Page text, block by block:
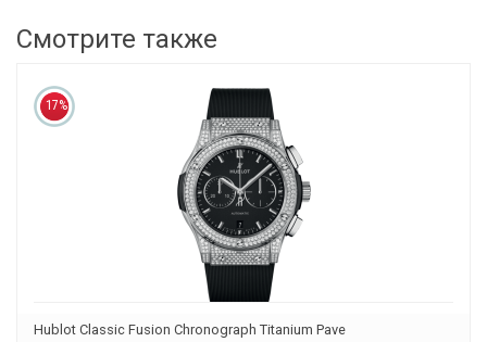
Смотрите также
17%
Hublot Classic Fusion Chronograph Titanium Pave